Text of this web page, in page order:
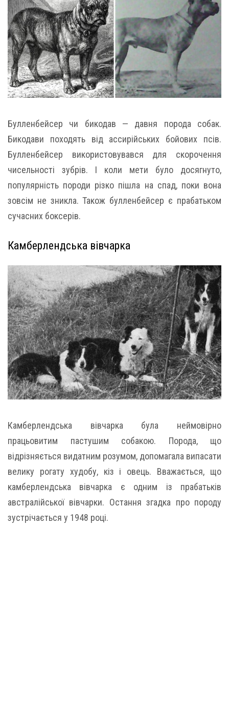
Булленбейсер чи бикодав — давня порода собак.
Бикодави походять від ассирійських бойових псів.
Булленбейсер використовувався для скорочення
чисельності зубрів. І коли мети було досягнуто,
популярність породи різко пішла на спад, поки вона
зовсім не зникла. Також булленбейсер є прабатьком
сучасних боксерів.
Камберлендська вівчарка
Камберлендська вівчарка була неймовірно
працьовитим пастушим собакою. Порода, що
відрізняється видатним розумом, допомагала випасати
велику рогату худобу, кіз і овець. Вважається, що
камберлендська вівчарка є одним із прабатьків
австралійської вівчарки. Остання згадка про породу
зустрічається у 1948 році.